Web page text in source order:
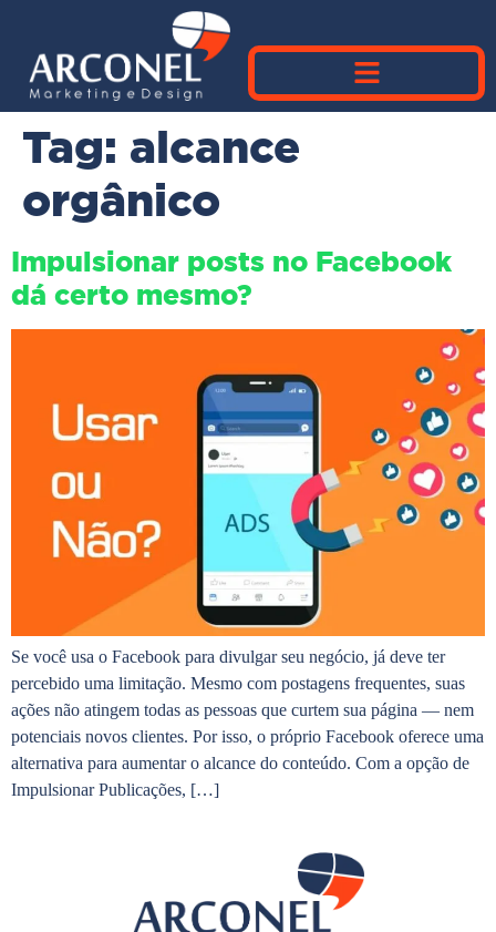
Tag: alcance
orgânico
Impulsionar posts no Facebook
dá certo mesmo?
Se você usa o Facebook para divulgar seu negócio, já deve ter
percebido uma limitação. Mesmo com postagens frequentes, suas
ações não atingem todas as pessoas que curtem sua página — nem
potenciais novos clientes. Por isso, o próprio Facebook oferece uma
alternativa para aumentar o alcance do conteúdo. Com a opção de
Impulsionar Publicações, […]